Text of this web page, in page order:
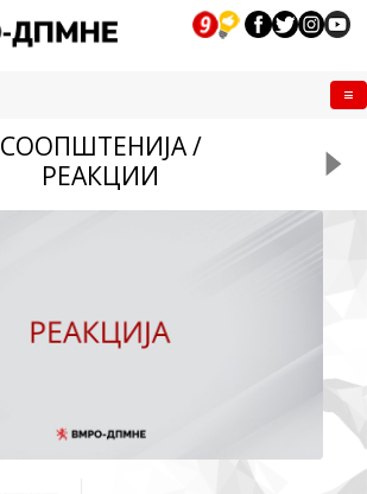
СООПШТЕНИЈА /
РЕАКЦИИ